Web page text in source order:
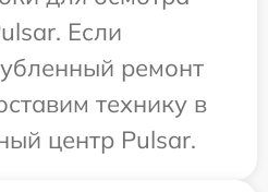
Если
ремонт
технику в
центр Pulsar.